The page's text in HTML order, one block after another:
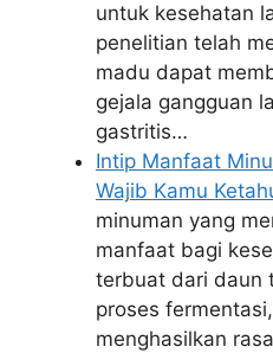
untuk kesehatan
penelitian telah
madu dapat
gejala gangguan
gastritis…
Intip Manfaat
Wajib Kamu
minuman yang
manfaat bagi
terbuat dari daun
proses
menghasilkan